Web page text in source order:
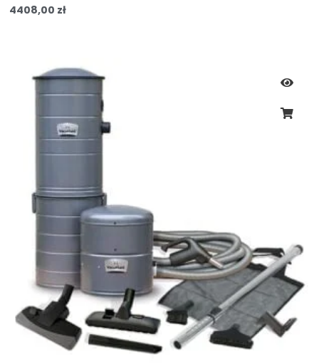
4408,00 zł